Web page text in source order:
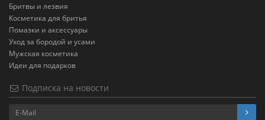
Бритвы и лезвия
Косметика для бритья
Помазки и аксессуары
Уход за бородой и усами
Мужская косметика
Идеи для подарков
Подписка на новости